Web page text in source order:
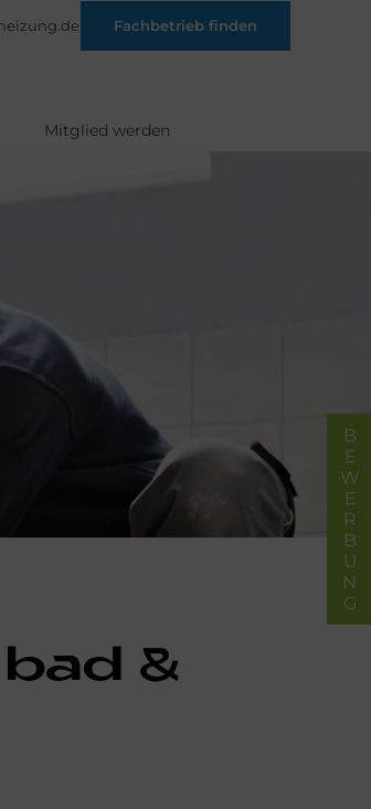
Fachbetrieb finden
Mitglied werden
&
BEWERBUNG